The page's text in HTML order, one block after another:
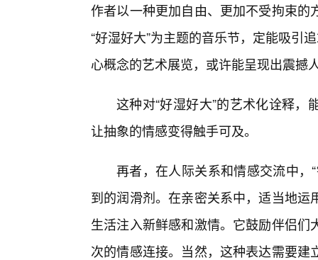
作者以一种更加自由、更加不受拘束
“好湿好大”为主题的音乐节，定能吸引
心概念的艺术展览，或许能呈现出震撼
这种对“好湿好大”的艺术化诠释
让抽象的情感变得触手可及。
再者，在人际关系和情感交流中，
到的润滑剂。在亲密关系中，适当地
生活注入新鲜感和激情。它鼓励伴侣
次的情感连接。当然，这种表达需要